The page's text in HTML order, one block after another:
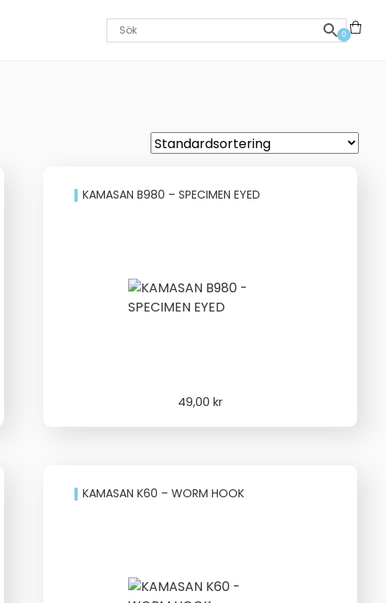
0
KAMASAN B980 – SPECIMEN EYED
49,00kr
KAMASAN K60 – WORM HOOK